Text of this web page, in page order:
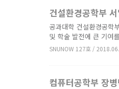
건설환경공학부
공과대학 건설환경공학
및 학술 발전에 큰 기여
SNUNOW 127호 /
컴퓨터공학부 장